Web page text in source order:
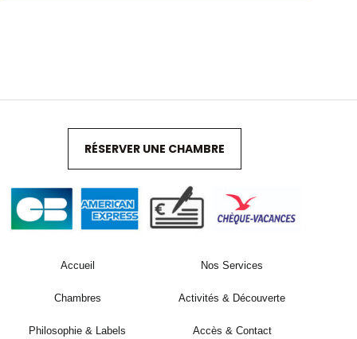
RÉSERVER UNE CHAMBRE
Accueil
Chambres
Philosophie & Labels
Nos Services
Activités & Découverte
Accès & Contact